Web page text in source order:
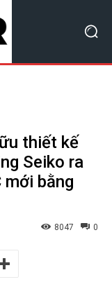
thiết kế
Seiko ra
mới bằng
0
8047